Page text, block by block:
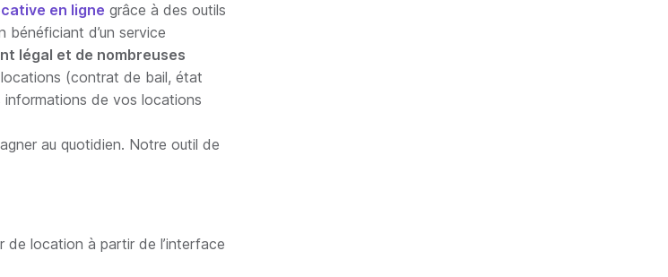
en ligne grâce à des outils
d’un service
légal et de nombreuses
(contrat de bail, état
informations de vos locations
au quotidien. Notre outil de
de location à partir de l’interface